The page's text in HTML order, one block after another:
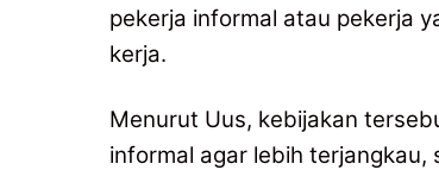
pekerja informal atau pekerja
kerja.
Menurut Uus, kebijakan
informal agar lebih terjangkau,